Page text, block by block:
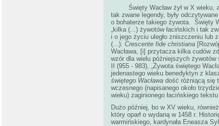
Święty Wacław żył w X wieku, a
tak zwane legendy, były
o bohaterze takiego żywota. Święty
„kilka (...) żywotów łacińskich i tak
i o jego życiu uległo zniszczeniu lub
(...): Crescente fide christiana
Wacława, [i] przytacza kilka cudów
wzór dla wielu późniejszych żywotów
II (955 - 983), „Żywota świętego
jedenastego wieku benedyktyn z
świętego Wacława dość różniącą się
wczesnego (napisanego około
wieku) zaginionego łacińskiego
Dużo później, bo w XV wieku,
który oparł o wydaną w 1458 r.
warmińskiego, kardynała Eneasza